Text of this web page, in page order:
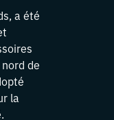
a été
de
la